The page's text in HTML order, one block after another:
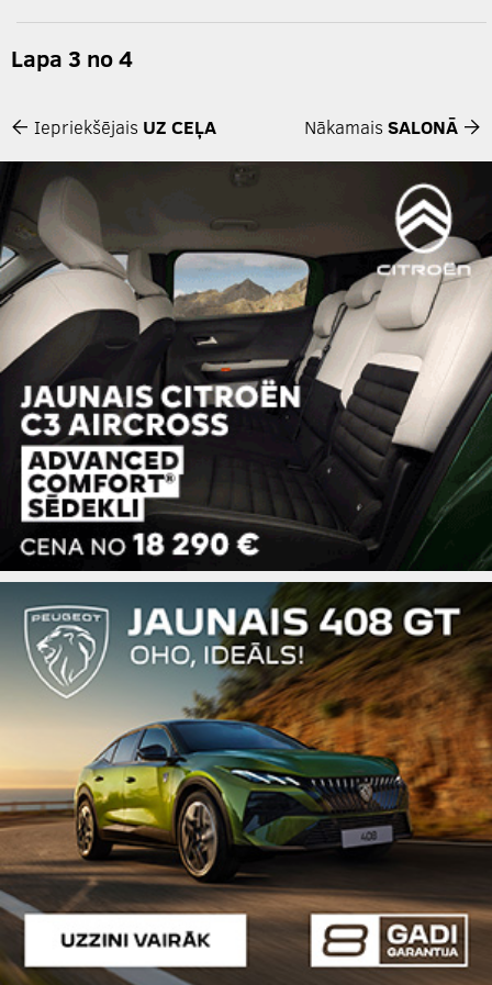
Lapa 3 no 4
Iepriekšējais UZ CEĻA Nākamais SALONĀ